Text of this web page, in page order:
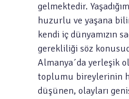
gelmektedir.
huzurlu ve yaşana
kendi iç dünyamızın
gerekliliği söz
Almanya´da yerleşik
toplumu bireylerinin
düşünen, olayları